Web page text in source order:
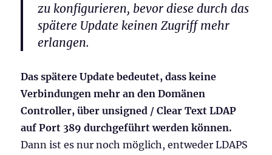
zu konfigurieren, bevor diese durch das
spätere Update keinen Zugriff mehr
erlangen.
Das spätere Update bedeutet, dass keine
Verbindungen mehr an den Domänen
Controller, über unsigned / Clear Text LDAP
auf Port 389 durchgeführt werden können.
Dann ist es nur noch möglich, entweder LDAPS